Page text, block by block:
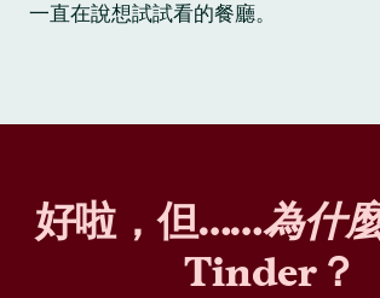
一直在說想試試看的餐廳。
好啦，但……為什
Tinder？